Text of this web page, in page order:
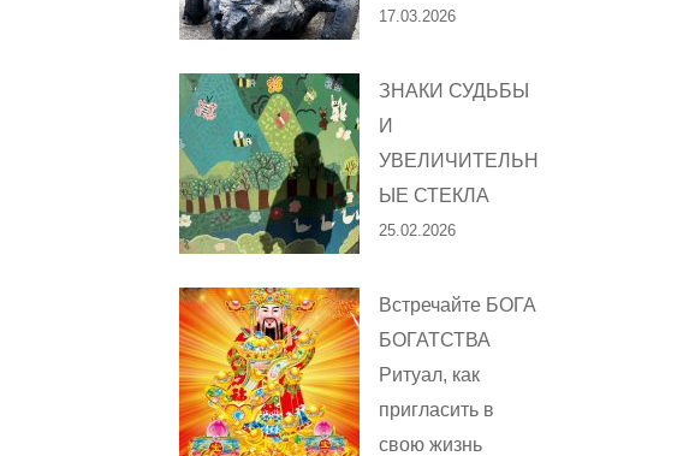
17.03.2026
ЗНАКИ СУДЬБЫ
И
УВЕЛИЧИТЕЛЬН
ЫЕ СТЕКЛА
25.02.2026
Встречайте БОГА
БОГАТСТВА
Ритуал, как
пригласить в
свою жизнь